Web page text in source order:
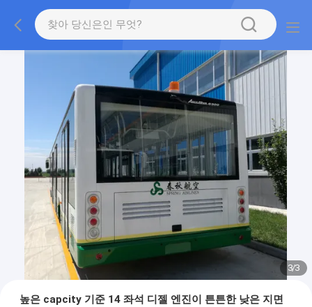
1/3
높은 capcity 기준 14 좌석 디젤 엔진이 튼튼한 낮은 지면